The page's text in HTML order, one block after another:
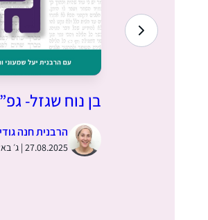
בן נוח שגזל-
הרבנית חנה
27.08.2025 | ג׳ באלול תשפ״ה